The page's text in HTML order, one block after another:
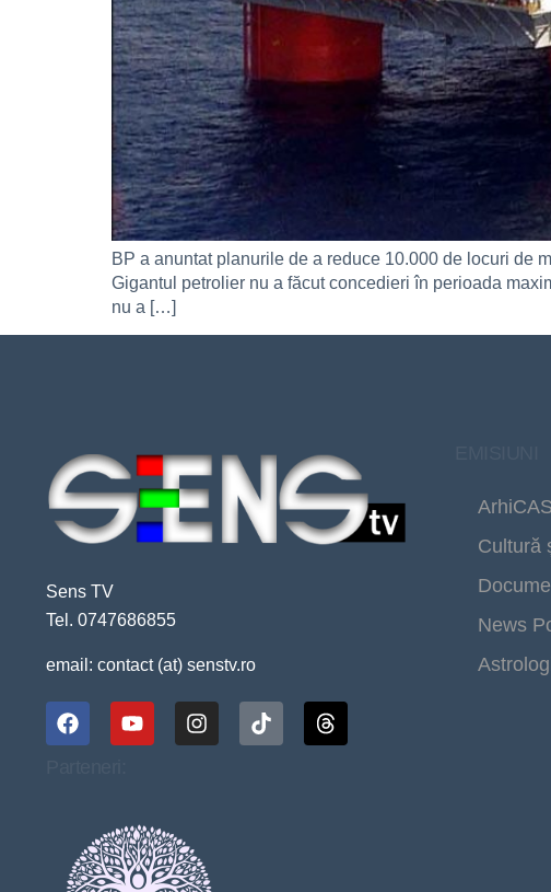
BP a anuntat planurile de a reduce 10.000 de locuri de
Gigantul petrolier nu a făcut concedieri în perioada
nu a […]
Sens TV
Tel. 0747686855
email: contact (at) senstv.ro
Cultură
News